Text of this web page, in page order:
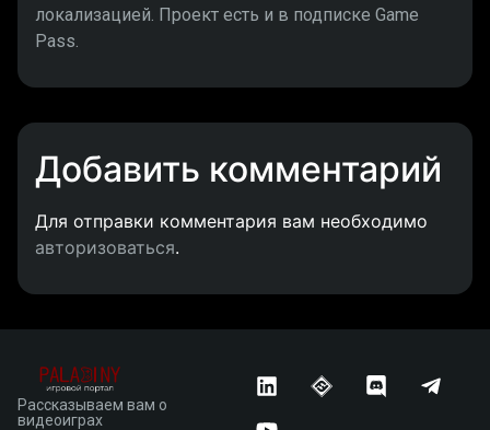
локализацией. Проект есть и в подписке Game
Pass.
Добавить комментарий
Для отправки комментария вам необходимо
авторизоваться.
Рассказываем вам о
видеоиграх